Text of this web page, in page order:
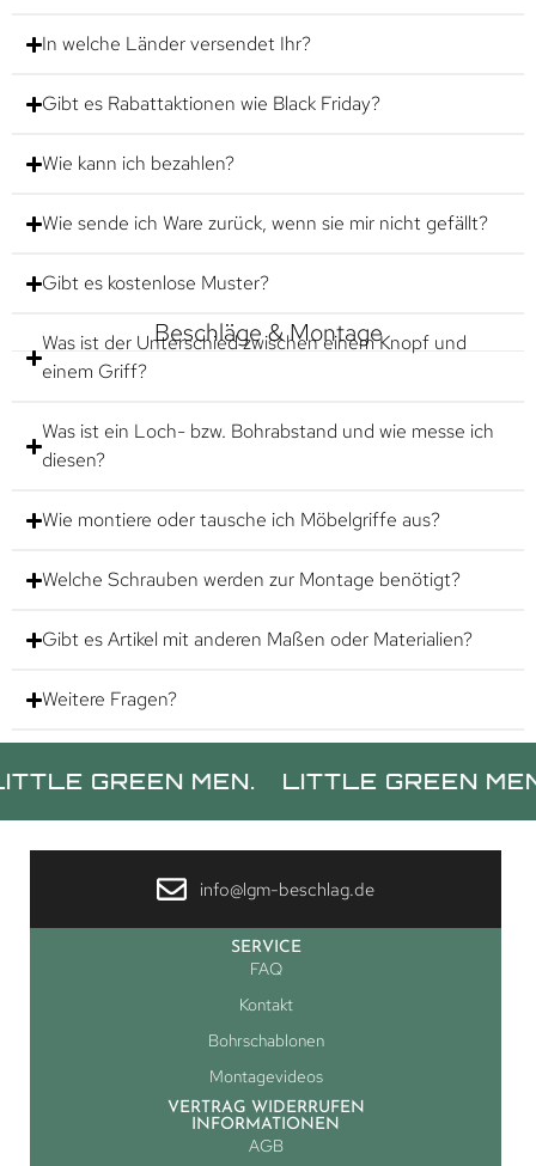
In welche Länder versendet Ihr?
Gibt es Rabattaktionen wie Black Friday?
Wie kann ich bezahlen?
Wie sende ich Ware zurück, wenn sie mir nicht gefällt?
Gibt es kostenlose Muster?
Beschläge & Montage
Was ist der Unterschied zwischen einem Knopf und
einem Griff?
Was ist ein Loch- bzw. Bohrabstand und wie messe ich
diesen?
Wie montiere oder tausche ich Möbelgriffe aus?
Welche Schrauben werden zur Montage benötigt?
Gibt es Artikel mit anderen Maßen oder Materialien?
Weitere Fragen?
MEN. LITTLE GREEN MEN.
info@lgm-beschlag.de
SERVICE
FAQ
Kontakt
Bohrschablonen
Montagevideos
VERTRAG WIDERRUFEN
INFORMATIONEN
AGB